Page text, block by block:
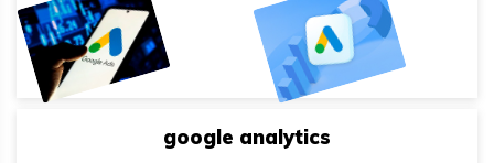
google analytics